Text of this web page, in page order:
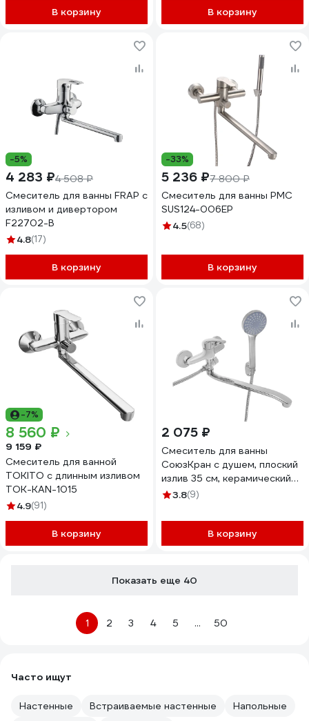
В корзину В корзину
-5%
4 283 ₽4 508 ₽
Смеситель для ванны FRAP с
изливом и дивертором
F22702-B
4.8(17)
В корзину
-33%
5 236 ₽7 800 ₽
Смеситель для ванны РМС
SUS124-006EP
4.5(68)
В корзину
-7%
8 560 ₽
9 159 ₽
Смеситель для ванной
TOKITO с длинным изливом
TOK-KAN-1015
4.9(91)
В корзину
2 075 ₽
Смеситель для ванны
СоюзКран с душем, плоский
излив 35 см, керамический
картридж 35 мм, хром, цинк
3.8(9)
В корзину
Показать еще 40
1 2 3 4 5 ... 50
Часто ищут
Настенные Встраиваемые настенные
Напольные